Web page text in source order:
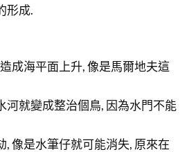
形成.
成海平面上升, 像是馬爾地夫這
河就變成整治個鳥, 因為水門不能
, 像是水筆仔就可能消失, 原來在